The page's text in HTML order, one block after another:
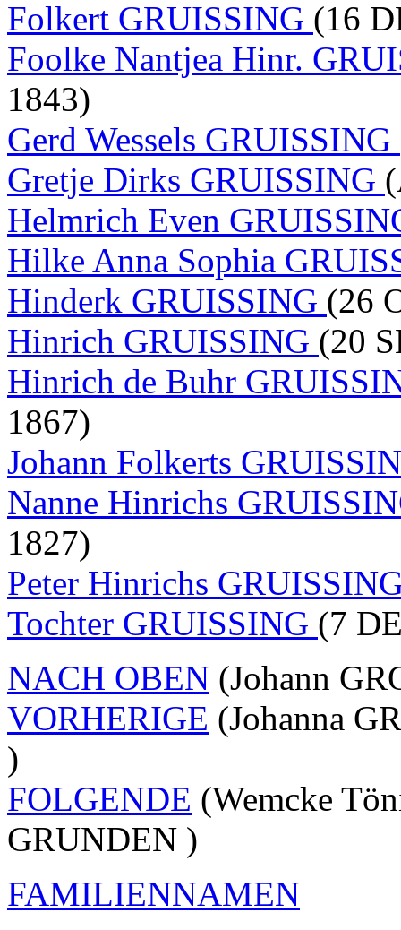
Folkert GRUISSING (16
Foolke Nantjea Hinr.
1843)
Gerd Wessels GRUISSING
Gretje Dirks GRUISSING
Helmrich Even
Hilke Anna Sophia
Hinderk GRUISSING (26
Hinrich GRUISSING (20
Hinrich de Buhr
1867)
Johann Folkerts
Nanne Hinrichs
1827)
Peter Hinrichs
Tochter GRUISSING (7
NACH OBEN (Johann
VORHERIGE (Johanna
)
FOLGENDE (Wemcke
GRUNDEN )
FAMILIENNAMEN